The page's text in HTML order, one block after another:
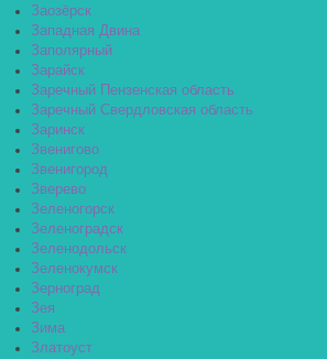
Заозёрск
Западная Двина
Заполярный
Зарайск
Заречный Пензенская область
Заречный Свердловская область
Заринск
Звенигово
Звенигород
Зверево
Зеленогорск
Зеленоградск
Зеленодольск
Зеленокумск
Зерноград
Зея
Зима
Златоуст